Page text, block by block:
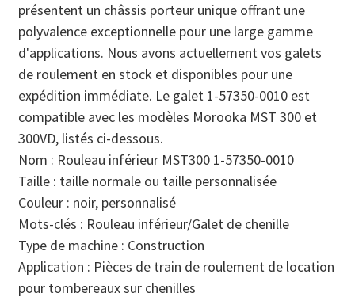
présentent un châssis porteur unique offrant une
polyvalence exceptionnelle pour une large gamme
d'applications. Nous avons actuellement vos galets
de roulement en stock et disponibles pour une
expédition immédiate. Le galet 1-57350-0010 est
compatible avec les modèles Morooka MST 300 et
300VD, listés ci-dessous.
Nom : Rouleau inférieur MST300 1-57350-0010
Taille : taille normale ou taille personnalisée
Couleur : noir, personnalisé
Mots-clés : Rouleau inférieur/Galet de chenille
Type de machine : Construction
Application : Pièces de train de roulement de location
pour tombereaux sur chenilles